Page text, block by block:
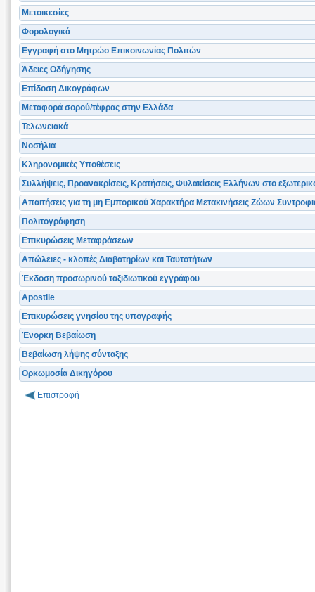
Μετοικεσίες
Φορολογικά
Εγγραφή στο Μητρώο Επικοινωνίας Πολιτών
Άδειες Οδήγησης
Επίδοση Δικογράφων
Μεταφορά σορού/τέφρας στην Ελλάδα
Τελωνειακά
Νοσήλια
Κληρονομικές Υποθέσεις
Συλλήψεις, Προανακρίσεις, Κρατήσεις, Φυλακίσεις Ελλήνων στο
Απαιτήσεις για τη μη Εμπορικού Χαρακτήρα Μετακινήσεις Ζώων
Πολιτογράφηση
Επικυρώσεις Μεταφράσεων
Απώλειες - κλοπές Διαβατηρίων και Ταυτοτήτων
Έκδοση προσωρινού ταξιδιωτικού εγγράφου
Apostile
Επικυρώσεις γνησίου της υπογραφής
Ένορκη Βεβαίωση
Βεβαίωση λήψης σύνταξης
Ορκωμοσία Δικηγόρου
Επιστροφή